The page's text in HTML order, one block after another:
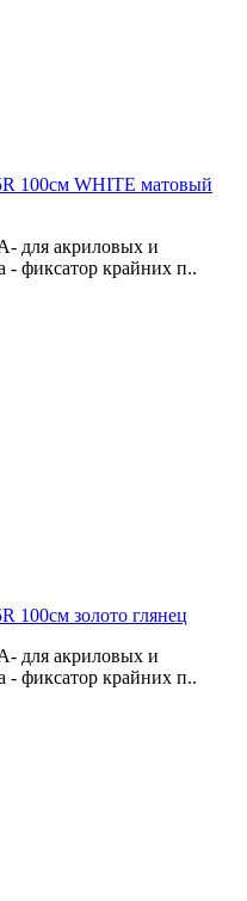
100см WHITE матовый
для акриловых и
- фиксатор крайних п..
100см золото глянец
для акриловых и
- фиксатор крайних п..